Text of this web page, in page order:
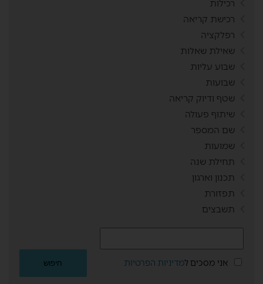
רכילות
רכישת קריאה
רפלקציה
שאילת שאלות
שבוע עליות
שבועות
שטף ודיוק קריאה
שיתוף פעולה
שם המספר
שמועות
תחילת שנה
תכנון וארגון
תפזורת
תשבצים
אני מסכים למדיניות הפרטיות